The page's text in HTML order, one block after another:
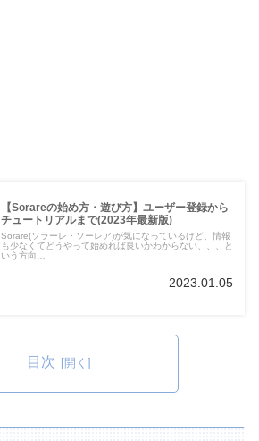
【Sorareの始め方・遊び方】ユーザー登録から
チュートリアルまで(2023年最新版)
Sorare(ソラーレ・ソーレア)が気になっているけど、情報
も少なくてどうやって始めれば良いかわからない、、、と
いう方向…
2023.01.05
目次